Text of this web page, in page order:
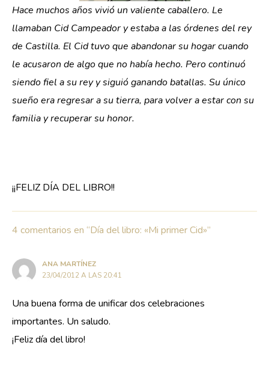
Hace muchos años vivió un valiente caballero. Le
llamaban Cid Campeador y estaba a las órdenes del rey
de Castilla. El Cid tuvo que abandonar su hogar cuando
le acusaron de algo que no había hecho. Pero continuó
siendo fiel a su rey y siguió ganando batallas. Su único
sueño era regresar a su tierra, para volver a estar con su
familia y recuperar su honor.
¡¡FELIZ DÍA DEL LIBRO!!
4 comentarios en “Día del libro: «Mi primer Cid»”
ANA MARTÍNEZ
23/04/2012 A LAS 20:41
Una buena forma de unificar dos celebraciones
importantes. Un saludo.
¡Feliz día del libro!